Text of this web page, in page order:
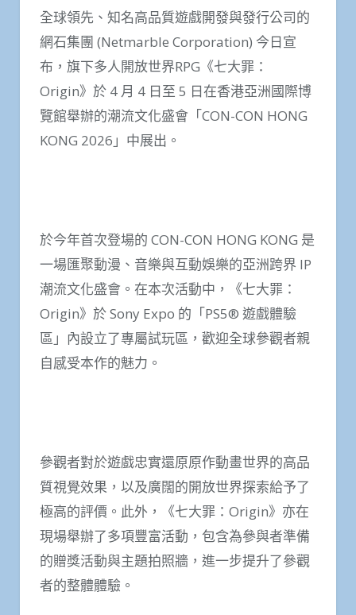
全球領先、知名高品質遊戲開發與發行公司的
網石集團 (Netmarble Corporation) 今日宣
布，旗下多人開放世界RPG《七大罪：
Origin》於 4 月 4 日至 5 日在香港亞洲國際博
覽館舉辦的潮流文化盛會「CON-CON HONG
KONG 2026」中展出。
於今年首次登場的 CON-CON HONG KONG 是
一場匯聚動漫、音樂與互動娛樂的亞洲跨界 IP
潮流文化盛會。在本次活動中，《七大罪：
Origin》於 Sony Expo 的「PS5® 遊戲體驗
區」內設立了專屬試玩區，歡迎全球參觀者親
自感受本作的魅力。
參觀者對於遊戲忠實還原原作動畫世界的高品
質視覺效果，以及廣闊的開放世界探索給予了
極高的評價。此外，《七大罪：Origin》亦在
現場舉辦了多項豐富活動，包含為參與者準備
的贈獎活動與主題拍照牆，進一步提升了參觀
者的整體體驗。